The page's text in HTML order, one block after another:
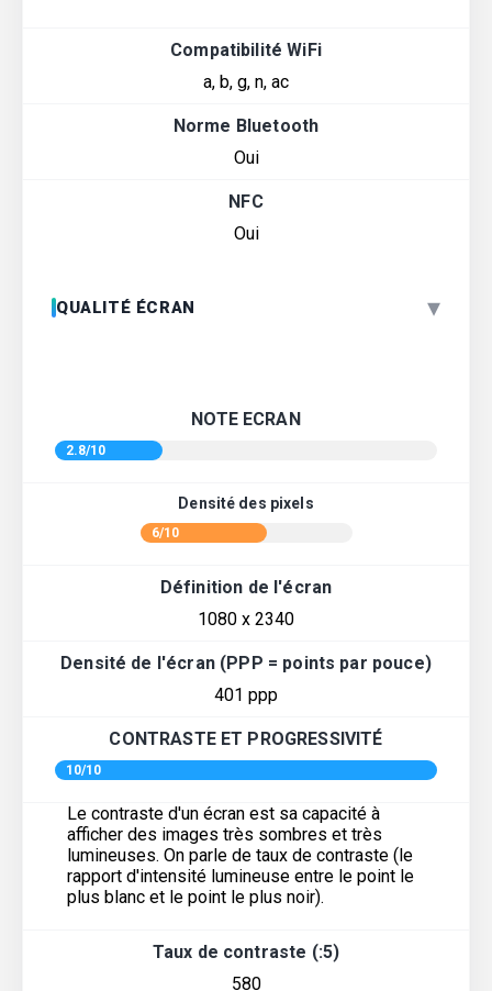
Compatibilité WiFi
a, b, g, n, ac
Norme Bluetooth
Oui
NFC
Oui
QUALITÉ ÉCRAN ▾
NOTE ECRAN
2.8/10
Densité des pixels
6/10
Définition de l'écran
1080 x 2340
Densité de l'écran (PPP = points par pouce)
401 ppp
CONTRASTE ET PROGRESSIVITÉ
10/10
Le contraste d'un écran est sa capacité à
afficher des images très sombres et très
lumineuses. On parle de taux de contraste (le
rapport d'intensité lumineuse entre le point le
plus blanc et le point le plus noir).
Taux de contraste (:5)
580